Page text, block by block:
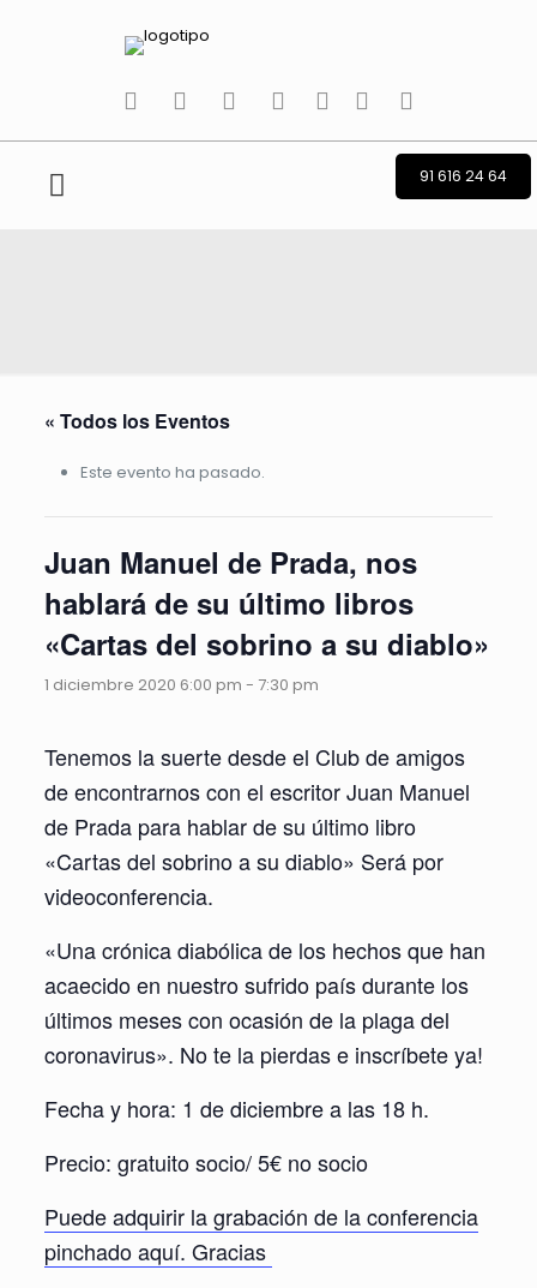
tiktokfacebook
instagram
TwitterYoutube
Telegramwhatsapp
91 616 24 64
« Todos los Eventos
Este evento ha pasado.
Juan Manuel de Prada, nos
hablará de su último libros
«Cartas del sobrino a su diablo»
1 diciembre 2020 6:00 pm - 7:30 pm
Tenemos la suerte desde el Club de amigos
de encontrarnos con el escritor Juan Manuel
de Prada para hablar de su último libro
«Cartas del sobrino a su diablo» Será por
videoconferencia.
«Una crónica diabólica de los hechos que han
acaecido en nuestro sufrido país durante los
últimos meses con ocasión de la plaga del
coronavirus». No te la pierdas e inscríbete ya!
Fecha y hora: 1 de diciembre a las 18 h.
Precio: gratuito socio/ 5€ no socio
Puede adquirir la grabación de la conferencia
pinchado aquí. Gracias